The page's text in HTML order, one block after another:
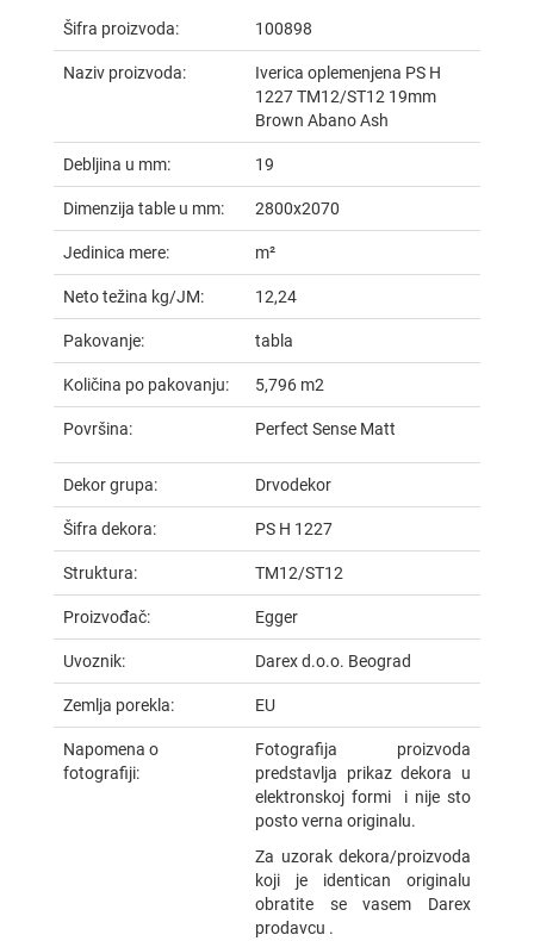
Šifra proizvoda: 100898
Naziv proizvoda:
Iverica oplemenjena PS H
1227 TM12/ST12 19mm
Brown Abano Ash
Debljina u mm: 19
Dimenzija table u mm: 2800x2070
Jedinica mere: m²
Neto težina kg/JM: 12,24
Pakovanje: tabla
Količina po pakovanju: 5,796 m2
Površina: Perfect Sense Matt
Dekor grupa: Drvodekor
Šifra dekora: PS H 1227
Struktura: TM12/ST12
Proizvođač: Egger
Uvoznik: Darex d.o.o. Beograd
Zemlja porekla: EU
Napomena o
fotografiji:
Fotografija proizvoda
predstavlja prikaz dekora u
elektronskoj formi i nije sto
posto verna originalu.
Za uzorak dekora/proizvoda
koji je identican originalu
obratite se vasem Darex
prodavcu .